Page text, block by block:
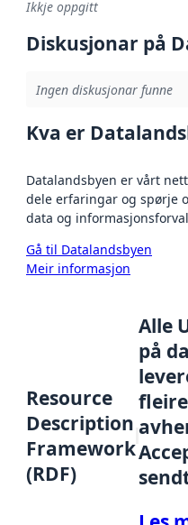
Ikkje oppgitt
Diskusjonar på
Ingen diskusjonar funne
Kva er
Datalandsbyen er vårt
dele erfaringar og spørje
data og
Gå til Datalandsbyen
Meir informasjon
Resource
Description
Framework
(RDF)
Alle
på